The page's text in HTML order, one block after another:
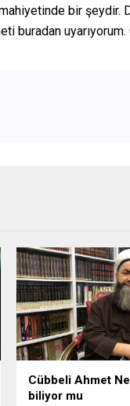
bir şeydir.
buradan
Cübbeli Ahmet
biliyor mu